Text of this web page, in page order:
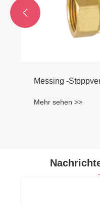
Messing -
Mehr sehen >>
